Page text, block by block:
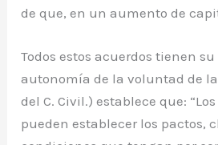
de que, en un aumento de
Todos estos acuerdos tienen
autonomía de la voluntad de
del C. Civil.) establece que:
pueden establecer los pactos,